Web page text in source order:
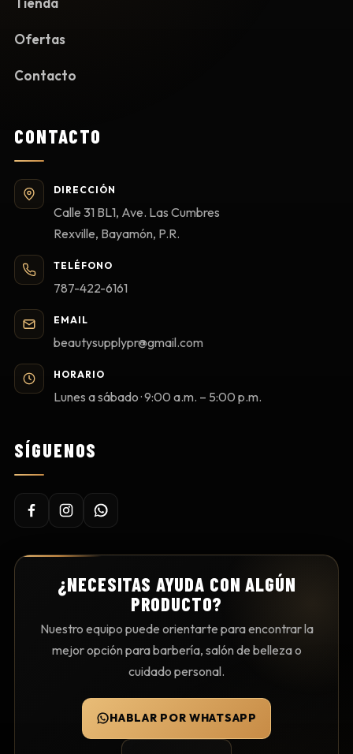
Ofertas
Contacto
CONTACTO
DIRECCIÓN
Calle 31 BL1, Ave. Las Cumbres
Rexville, Bayamón, P.R.
TELÉFONO
787-422-6161
EMAIL
beautysupplypr@gmail.com
HORARIO
Lunes a sábado · 9:00 a.m. – 5:00 p.m.
SÍGUENOS
¿NECESITAS AYUDA CON ALGÚN
PRODUCTO?
Nuestro equipo puede orientarte para encontrar la
mejor opción para barbería, salón de belleza o
cuidado personal.
HABLAR POR WHATSAPP